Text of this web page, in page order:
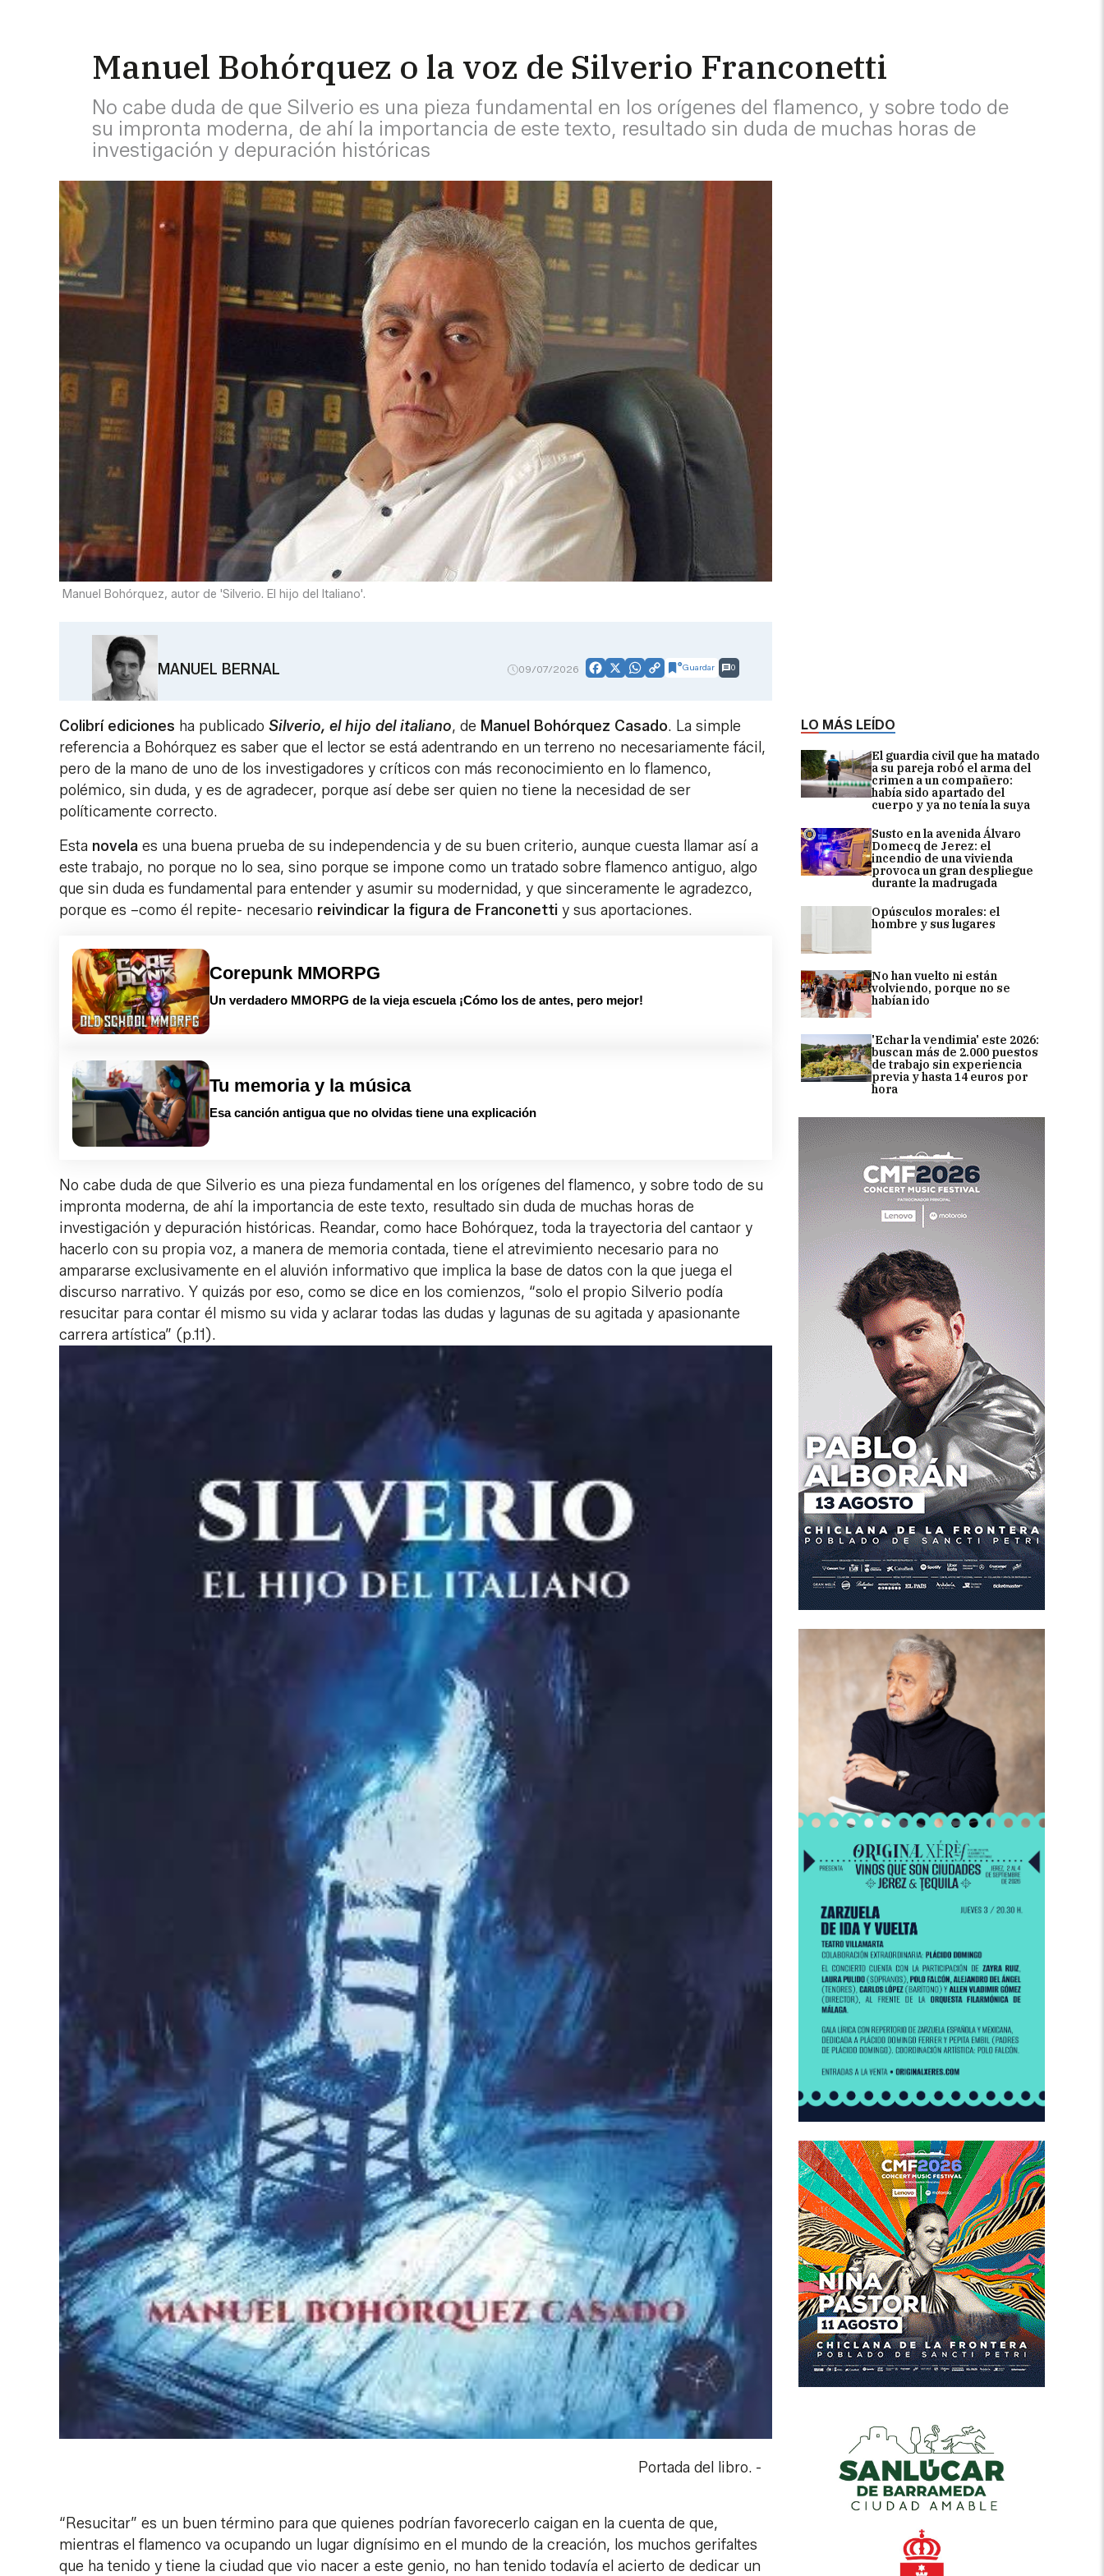
Manuel Bohórquez o la voz de Silverio Franconetti
No cabe duda de que Silverio es una pieza fundamental en los orígenes del flamenco, y sobre todo de
su impronta moderna, de ahí la importancia de este texto, resultado sin duda de muchas horas de
investigación y depuración históricas
LO MÁS LEÍDO
El guardia civil que ha matado
a su pareja robó el arma del
crimen a un compañero:
había sido apartado del
cuerpo y ya no tenía la suya
Susto en la avenida Álvaro
Domecq de Jerez: el
incendio de una vivienda
provoca un gran despliegue
durante la madrugada
Opúsculos morales: el
hombre y sus lugares
No han vuelto ni están
volviendo, porque no se
habían ido
'Echar la vendimia' este 2026:
buscan más de 2.000 puestos
de trabajo sin experiencia
previa y hasta 14 euros por
hora
Manuel Bohórquez, autor de 'Silverio. El hijo del Italiano'.
MANUEL BERNAL 09/07/2026 Facebook
X WhatsApp
CopyGuardar 0
Colibrí ediciones ha publicado Silverio, el hijo del italiano, de Manuel Bohórquez Casado. La simple
referencia a Bohórquez es saber que el lector se está adentrando en un terreno no necesariamente fácil,
pero de la mano de uno de los investigadores y críticos con más reconocimiento en lo flamenco,
polémico, sin duda, y es de agradecer, porque así debe ser quien no tiene la necesidad de ser
políticamente correcto.
Esta novela es una buena prueba de su independencia y de su buen criterio, aunque cuesta llamar así a
este trabajo, no porque no lo sea, sino porque se impone como un tratado sobre flamenco antiguo, algo
que sin duda es fundamental para entender y asumir su modernidad, y que sinceramente le agradezco,
porque es –como él repite- necesario reivindicar la figura de Franconetti y sus aportaciones.
Corepunk MMORPG
Un verdadero MMORPG de la vieja escuela ¡Cómo los de antes, pero mejor!
Tu memoria y la música
Esa canción antigua que no olvidas tiene una explicación
No cabe duda de que Silverio es una pieza fundamental en los orígenes del flamenco, y sobre todo de su
impronta moderna, de ahí la importancia de este texto, resultado sin duda de muchas horas de
investigación y depuración históricas. Reandar, como hace Bohórquez, toda la trayectoria del cantaor y
hacerlo con su propia voz, a manera de memoria contada, tiene el atrevimiento necesario para no
ampararse exclusivamente en el aluvión informativo que implica la base de datos con la que juega el
discurso narrativo. Y quizás por eso, como se dice en los comienzos, “solo el propio Silverio podía
resucitar para contar él mismo su vida y aclarar todas las dudas y lagunas de su agitada y apasionante
carrera artística” (p.11).
Portada del libro. -
“Resucitar” es un buen término para que quienes podrían favorecerlo caigan en la cuenta de que,
mientras el flamenco va ocupando un lugar dignísimo en el mundo de la creación, los muchos gerifaltes
que ha tenido y tiene la ciudad que vio nacer a este genio, no han tenido todavía el acierto de dedicar un